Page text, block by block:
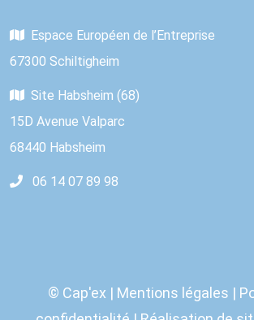
Espace Européen de l’Entreprise
67300 Schiltigheim
Site Habsheim (68)
15D Avenue Valparc
68440 Habsheim
06 14 07 89 98
© Cap'ex | Mentions légales |